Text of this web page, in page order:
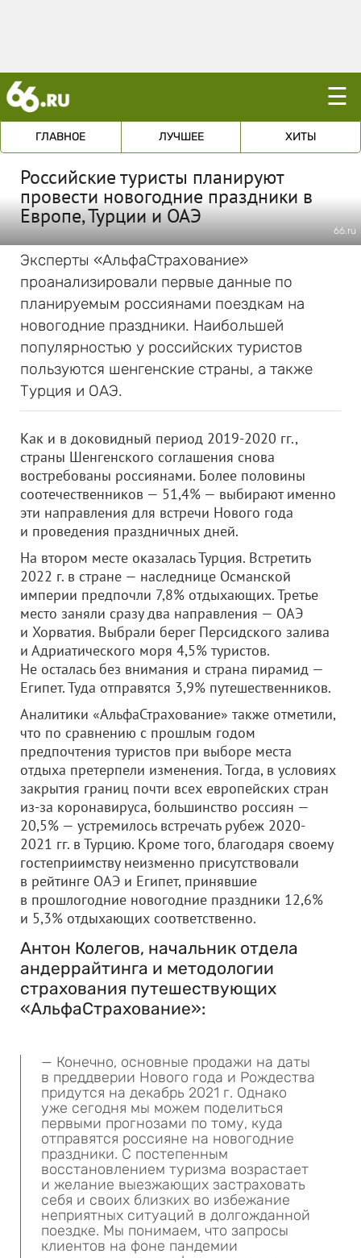
☰
ГЛАВНОЕ ЛУЧШЕЕ ХИТЫ
Российские туристы планируют
провести новогодние праздники в
Европе, Турции и ОАЭ
66.ru
Эксперты «АльфаСтрахование»
проанализировали первые данные по
планируемым россиянами поездкам на
новогодние праздники. Наибольшей
популярностью у российских туристов
пользуются шенгенские страны, а также
Турция и ОАЭ.
Как и в доковидный период 2019-2020 гг.,
страны Шенгенского соглашения снова
востребованы россиянами. Более половины
соотечественников — 51,4% — выбирают именно
эти направления для встречи Нового года
и проведения праздничных дней.
На втором месте оказалась Турция. Встретить
2022 г. в стране — наследнице Османской
империи предпочли 7,8% отдыхающих. Третье
место заняли сразу два направления — ОАЭ
и Хорватия. Выбрали берег Персидского залива
и Адриатического моря 4,5% туристов.
Не осталась без внимания и страна пирамид —
Египет. Туда отправятся 3,9% путешественников.
Аналитики «АльфаСтрахование» также отметили,
что по сравнению с прошлым годом
предпочтения туристов при выборе места
отдыха претерпели изменения. Тогда, в условиях
закрытия границ почти всех европейских стран
из-за коронавируса, большинство россиян —
20,5% — устремилось встречать рубеж 2020-
2021 гг. в Турцию. Кроме того, благодаря своему
гостеприимству неизменно присутствовали
в рейтинге ОАЭ и Египет, принявшие
в прошлогодние новогодние праздники 12,6%
и 5,3% отдыхающих соответственно.
Антон Колегов, начальник отдела
андеррайтинга и методологии
страхования путешествующих
«АльфаСтрахование»:
— Конечно, основные продажи на даты
в преддверии Нового года и Рождества
придутся на декабрь 2021 г. Однако
уже сегодня мы можем поделиться
первыми прогнозами по тому, куда
отправятся россияне на новогодние
праздники. С постепенным
восстановлением туризма возрастает
и желание выезжающих застраховать
себя и своих близких во избежание
неприятных ситуаций в долгожданной
поездке. Мы понимаем, что запросы
клиентов на фоне пандемии